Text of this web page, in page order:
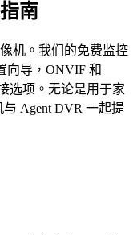
南
机。我们的免费监控
向导，ONVIF 和
选项。无论是用于家
Agent DVR 一起提